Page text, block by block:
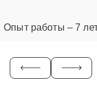
Опыт работы – 7